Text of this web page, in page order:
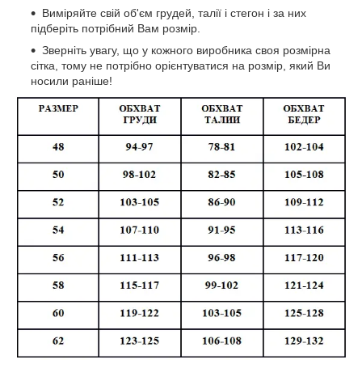
Виміряйте свій об'єм грудей, талії і стегон і за них
підберіть потрібний Вам розмір.
Зверніть увагу, що у кожного виробника своя розмірна
сітка, тому не потрібно орієнтуватися на розмір, який Ви
носили раніше!